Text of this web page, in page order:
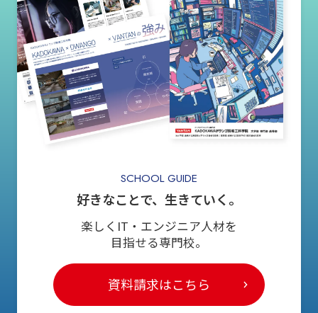
SCHOOL GUIDE
好きなことで、生きていく。
楽しくIT・エンジニア人材を
目指せる専門校。
資料請求はこちら